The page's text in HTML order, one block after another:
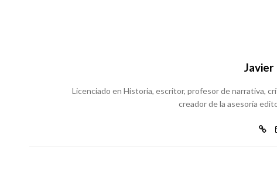
Licenciado en Historia, escritor, profesor de narrativa,
creador de la asesoría